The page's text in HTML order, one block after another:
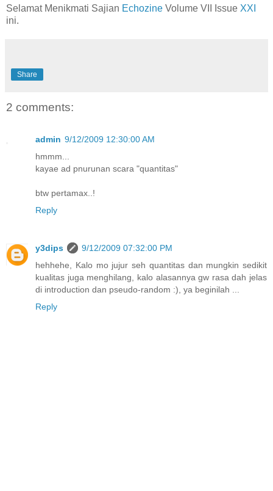
Selamat Menikmati Sajian Echozine Volume VII Issue XXI
ini.
Share
2 comments:
admin 9/12/2009 12:30:00 AM
hmmm...
kayae ad pnurunan scara "quantitas"
btw pertamax..!
Reply
y3dips
9/12/2009 07:32:00 PM
hehhehe, Kalo mo jujur seh quantitas dan mungkin sedikit
kualitas juga menghilang, kalo alasannya gw rasa dah jelas
di introduction dan pseudo-random :), ya beginilah ...
Reply